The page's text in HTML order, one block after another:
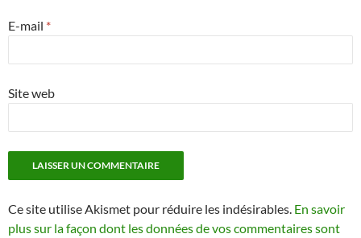
E-mail *
Site web
Ce site utilise Akismet pour réduire les indésirables. En savoir
plus sur la façon dont les données de vos commentaires sont